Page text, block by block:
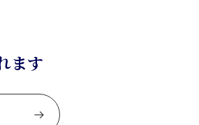
ます